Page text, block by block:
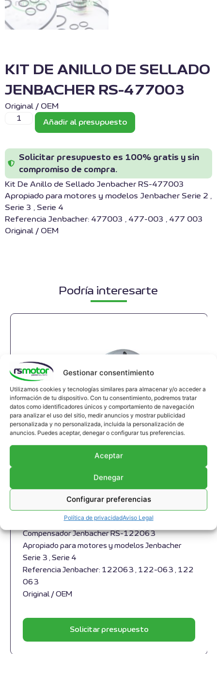
Gestionar consentimiento
Utilizamos cookies y tecnologías similares para almacenar y/o acceder a
información de tu dispositivo. Con tu consentimiento, podremos tratar
datos como identificadores únicos y comportamiento de navegación
para analizar el uso del sitio, medir anuncios y mostrar publicidad
personalizada y no personalizada, incluida la personalización de
anuncios. Puedes aceptar, denegar o configurar tus preferencias.
Aceptar
Denegar
Configurar preferencias
Política de privacidadAviso Legal
KIT DE ANILLO DE SELLADO
JENBACHER RS-477003
Original / OEM
Añadir al presupuesto
Solicitar presupuesto es 100% gratis y sin
compromiso de compra.
Kit De Anillo de Sellado Jenbacher RS-477003
Apropiado para motores y modelos Jenbacher Serie 2 ,
Serie 3 , Serie 4
Referencia Jenbacher: 477003 , 477-003 , 477 003
Original / OEM
Podría interesarte
Compensador Jenbacher RS-
Compensador Jenbacher RS-122063
Apropiado para motores y modelos Jenbacher
Serie 3 , Serie 4
Referencia Jenbacher: 122063 , 122-063 , 122
063
Original / OEM
Solicitar presupuesto